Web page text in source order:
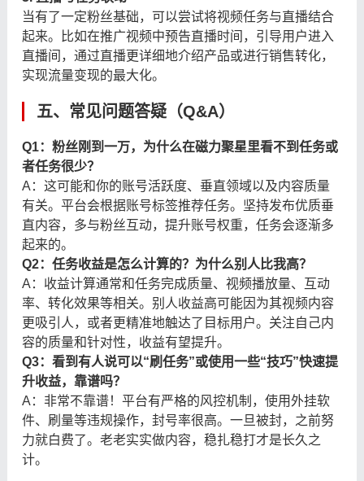
当有了一定粉丝基础，可以尝试将视频任务与直播结合
起来。比如在推广视频中预告直播时间，引导用户进入
直播间，通过直播更详细地介绍产品或进行销售转化，
实现流量变现的最大化。
五、常见问题答疑（Q&A）
Q1：粉丝刚到一万，为什么在磁力聚星里看不到任务或
者任务很少？
A：这可能和你的账号活跃度、垂直领域以及内容质量
有关。平台会根据账号标签推荐任务。坚持发布优质垂
直内容，多与粉丝互动，提升账号权重，任务会逐渐多
起来的。
Q2：任务收益是怎么计算的？为什么别人比我高？
A：收益计算通常和任务完成质量、视频播放量、互动
率、转化效果等相关。别人收益高可能因为其视频内容
更吸引人，或者更精准地触达了目标用户。关注自己内
容的质量和针对性，收益有望提升。
Q3：看到有人说可以“刷任务”或使用一些“技巧”快速提
升收益，靠谱吗？
A：非常不靠谱！平台有严格的风控机制，使用外挂软
件、刷量等违规操作，封号率很高。一旦被封，之前努
力就白费了。老老实实做内容，稳扎稳打才是长久之
计。